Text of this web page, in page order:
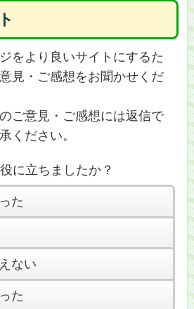
をより良いサイトにするた
見・ご感想をお聞かせくだ
ご意見・ご感想には返信で
ください。
に立ちましたか？
た
ない
た